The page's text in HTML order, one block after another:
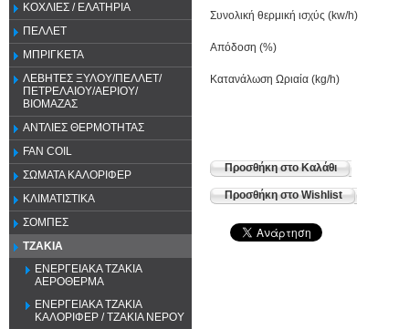
ΚΟΧΛΙΕΣ / ΕΛΑΤΗΡΙΑ
ΠΕΛΛΕΤ
ΜΠΡΙΓΚΕΤΑ
ΛΕΒΗΤΕΣ ΞΥΛΟΥ/ΠΕΛΛΕΤ/
ΠΕΤΡΕΛΑΙΟΥ/ΑΕΡΙΟΥ/
ΒΙΟΜΑΖΑΣ
ΑΝΤΛΙΕΣ ΘΕΡΜΟΤΗΤΑΣ
FAN COIL
ΣΩΜΑΤΑ ΚΑΛΟΡΙΦΕΡ
ΚΛΙΜΑΤΙΣΤΙΚΑ
ΣΟΜΠΕΣ
ΤΖΑΚΙΑ
ΕΝΕΡΓΕΙΑΚΑ ΤΖΑΚΙΑ
ΑΕΡΟΘΕΡΜΑ
ΕΝΕΡΓΕΙΑΚΑ ΤΖΑΚΙΑ
ΚΑΛΟΡΙΦΕΡ / ΤΖΑΚΙΑ ΝΕΡΟΥ
Συνολική θερμική ισχύς (kw/h)
Απόδοση (%)
Κατανάλωση Ωριαία (kg/h)
Προσθήκη στο Καλάθι
Προσθήκη στο Wishlist